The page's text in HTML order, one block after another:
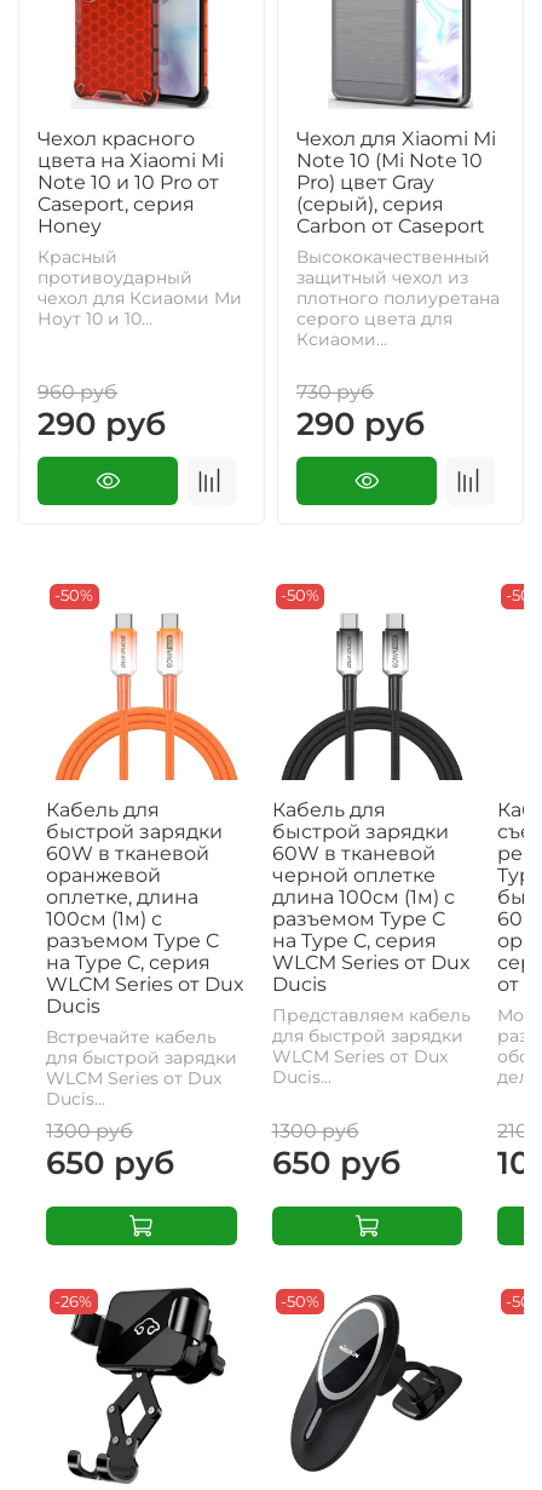
Чехол красного
цвета на Xiaomi Mi
Note 10 и 10 Pro от
Caseport, серия
Honey
Красный
противоударный
чехол для Ксиаоми Ми
Ноут 10 и 10...
960 руб
290 руб
Чехол для Xiaomi Mi
Note 10 (Mi Note 10
Pro) цвет Gray
(серый), серия
Carbon от Caseport
Высококачественный
защитный чехол из
плотного полиуретана
серого цвета для
Ксиаоми...
730 руб
290 руб
-50%
Кабель для
быстрой зарядки
60W в тканевой
оранжевой
оплетке, длина
100см (1м) с
разъемом Type C
на Type C, серия
WLCM Series от Dux
Ducis
Встречайте кабель
для быстрой зарядки
WLCM Series от Dux
Ducis...
1300 руб
650 руб
-50%
Кабель для
быстрой зарядки
60W в тканевой
черной оплетке
длина 100см (1м) с
разъемом Type C
на Type C, серия
WLCM Series от Dux
Ducis
Представляем кабель
для быстрой зарядки
WLCM Series от Dux
Ducis...
1300 руб
650 руб
-
от
-26% -50% -